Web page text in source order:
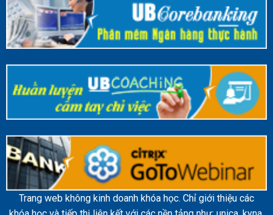
Trang web không kinh doanh khóa học. Chỉ giới thiệu các